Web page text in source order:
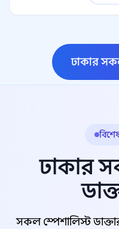
ঢাকার
ঢাকার
সকল স্পেশালিস্ট